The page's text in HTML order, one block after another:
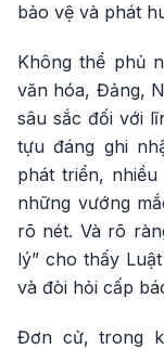
bảo vệ và phát
Không thể phủ
văn hóa, Đảng,
sâu sắc đối với
tựu đáng ghi
phát triển,
những vướng
rõ nét. Và rõ
lý” cho thấy
và đòi hỏi cấp
Đơn cử, trong